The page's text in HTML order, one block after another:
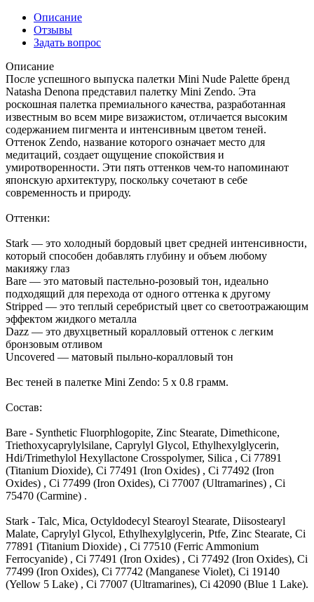
Описание
Отзывы
Задать вопрос
Описание
После успешного выпуска палетки Mini Nude Palette бренд
Natasha Denona представил палетку Mini Zendo. Эта
роскошная палетка премиального качества, разработанная
известным во всем мире визажистом, отличается высоким
содержанием пигмента и интенсивным цветом теней.
Оттенок Zendo, название которого означает место для
медитаций, создает ощущение спокойствия и
умиротворенности. Эти пять оттенков чем-то напоминают
японскую архитектуру, поскольку сочетают в себе
современность и природу.
Оттенки:
Stark — это холодный бордовый цвет средней интенсивности,
который способен добавлять глубину и объем любому
макияжу глаз
Bare — это матовый пастельно-розовый тон, идеально
подходящий для перехода от одного оттенка к другому
Stripped — это теплый серебристый цвет со светоотражающим
эффектом жидкого металла
Dazz — это двухцветный коралловый оттенок с легким
бронзовым отливом
Uncovered — матовый пыльно-коралловый тон
Вес теней в палетке Mini Zendo: 5 x 0.8 грамм.
Состав:
Bare - Synthetic Fluorphlogopite, Zinc Stearate, Dimethicone,
Triethoxycaprylylsilane, Caprylyl Glycol, Ethylhexylglycerin,
Hdi/Trimethylol Hexyllactone Crosspolymer, Silica , Ci 77891
(Titanium Dioxide), Ci 77491 (Iron Oxides) , Ci 77492 (Iron
Oxides) , Ci 77499 (Iron Oxides), Ci 77007 (Ultramarines) , Ci
75470 (Carmine) .
Stark - Talc, Mica, Octyldodecyl Stearoyl Stearate, Diisostearyl
Malate, Caprylyl Glycol, Ethylhexylglycerin, Ptfe, Zinc Stearate, Ci
77891 (Titanium Dioxide) , Ci 77510 (Ferric Ammonium
Ferrocyanide) , Ci 77491 (Iron Oxides) , Ci 77492 (Iron Oxides), Ci
77499 (Iron Oxides), Ci 77742 (Manganese Violet), Ci 19140
(Yellow 5 Lake) , Ci 77007 (Ultramarines), Ci 42090 (Blue 1 Lake).